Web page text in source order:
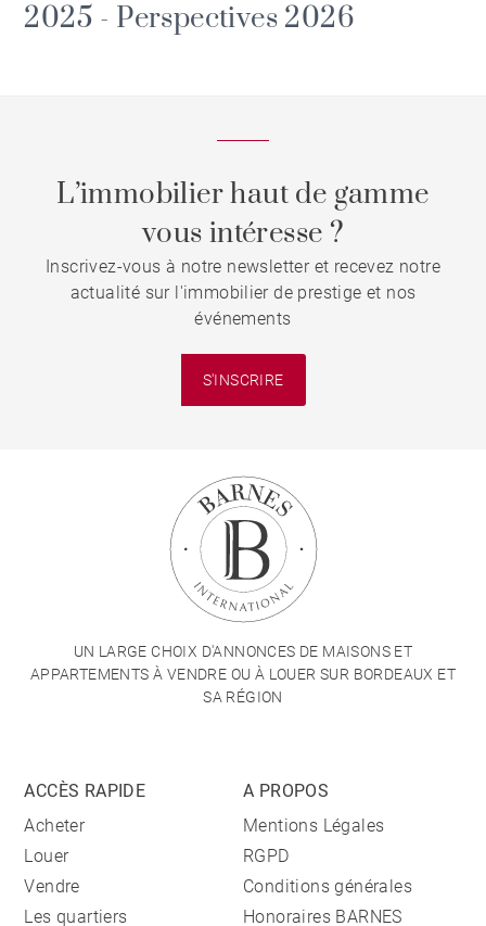
2025 - Perspectives 2026
L’immobilier haut de gamme
vous intéresse ?
Inscrivez-vous à notre newsletter et recevez notre
actualité sur l'immobilier de prestige et nos
événements
S'INSCRIRE
UN LARGE CHOIX D'ANNONCES DE MAISONS ET
APPARTEMENTS À VENDRE OU À LOUER SUR BORDEAUX ET
SA RÉGION
ACCÈS RAPIDE
Acheter
Louer
Vendre
Les quartiers
A PROPOS
Mentions Légales
RGPD
Conditions générales
Honoraires BARNES